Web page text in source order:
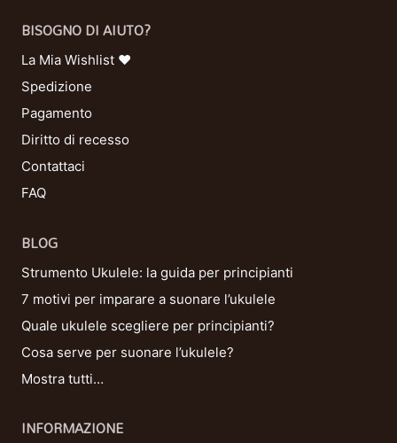
BISOGNO DI AIUTO?
La Mia Wishlist ❤
Spedizione
Pagamento
Diritto di recesso
Contattaci
FAQ
BLOG
Strumento Ukulele: la guida per principianti
7 motivi per imparare a suonare l’ukulele
Quale ukulele scegliere per principianti?
Cosa serve per suonare l’ukulele?
Mostra tutti…
INFORMAZIONE